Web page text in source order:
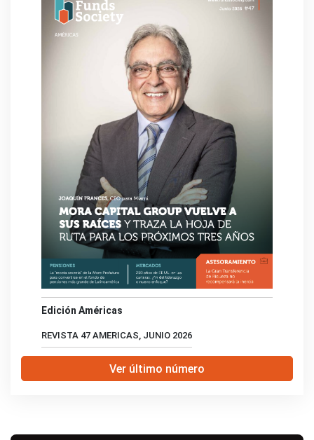
Edición Américas
REVISTA 47 AMERICAS, JUNIO 2026
Ver último número